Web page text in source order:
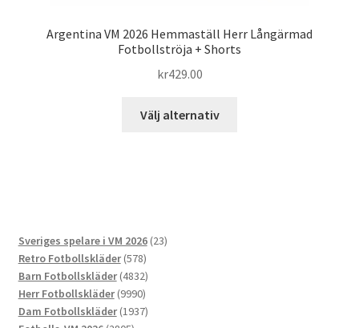
Argentina VM 2026 Hemmaställ Herr Långärmad
Fotbollströja + Shorts
kr429.00
Välj alternativ
Sveriges spelare i VM 2026 2323
Retro Fotbollskläder 578578
produkter
Barn Fotbollskläder 48324832
produkter
Herr Fotbollskläder 99909990
produkter
Dam Fotbollskläder 19371937